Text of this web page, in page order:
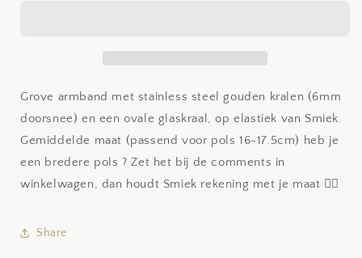
Grove armband met stainless steel gouden kralen (6mm
doorsnee) en een ovale glaskraal, op elastiek van Smiek.
Gemiddelde maat (passend voor pols 16-17.5cm) heb je
een bredere pols ? Zet het bij de comments in
winkelwagen, dan houdt Smiek rekening met je maat 👍🏼
Share